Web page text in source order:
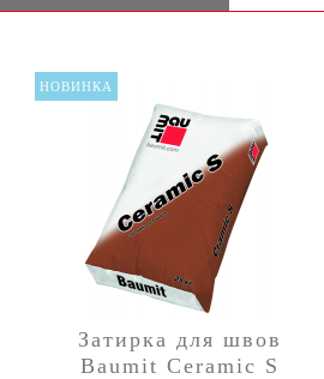
НОВИНКА
Затирка для швов
Baumit Ceramic S